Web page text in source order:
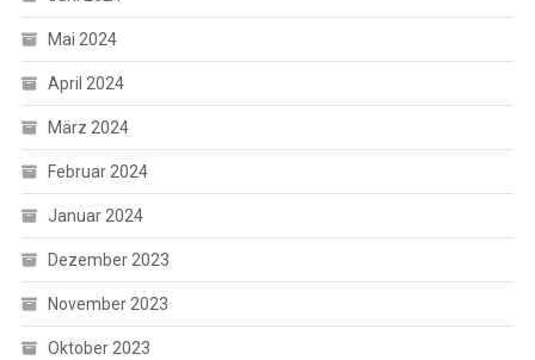
Mai 2024
April 2024
März 2024
Februar 2024
Januar 2024
Dezember 2023
November 2023
Oktober 2023